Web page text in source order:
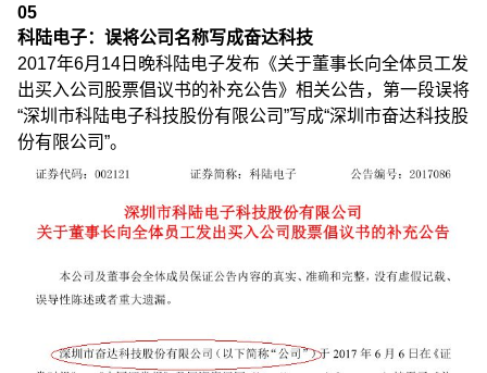
05
科陆电子：误将公司名称写成奋达科技
2017年6月14日晚科陆电子发布《关于董事长向全体员工发
出买入公司股票倡议书的补充公告》相关公告，第一段误将
“深圳市科陆电子科技股份有限公司”写成“深圳市奋达科技股
份有限公司”。